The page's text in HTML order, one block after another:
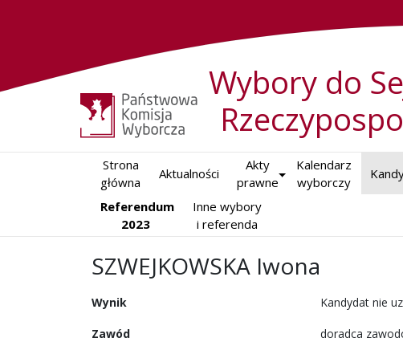
Wybory do
Strona
główna
Aktualności
Akty
prawne
Kalendarz
wyborczy
Referendum
2023
Inne wybory
i referenda
SZWEJKOWSKA Iwona
Wynik Kandydat nie
Zawód doradca